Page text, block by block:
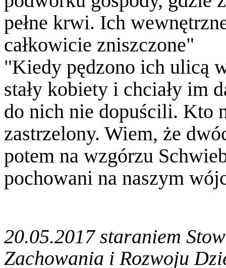
pełne krwi. Ich
całkowicie zniszczone"
"Kiedy pędzono ich ulicą
stały kobiety i chciały im
do nich nie dopuścili. Kto
zastrzelony. Wiem, że
potem na wzgórzu
pochowani na naszym
20.05.2017 staraniem
Zachowania i Rozwoju